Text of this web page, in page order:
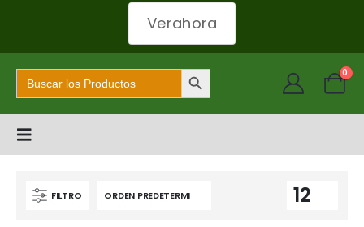
Verahora
Buscar: Botón de búsqueda 0
FILTRO